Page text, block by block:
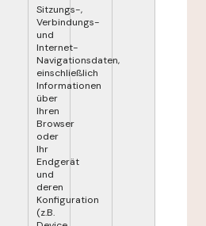
Sitzungs-,
Verbindungs-
und
Internet-
Navigationsdaten,
einschließlich
Informationen
über
Ihren
Browser
oder
Ihr
Endgerät
und
deren
Konfiguration
(z.B.